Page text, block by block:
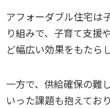
アフォーダブル住宅は
り組みで、子育て支援
ど幅広い効果をもたら
一方で、供給確保の難
いった課題も抱えてお